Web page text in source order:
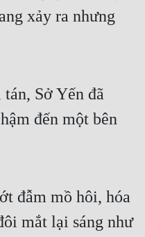
xảy ra nhưng
Sở Yến đã
đến một bên
đẫm mồ hôi, hóa
mắt lại sáng như